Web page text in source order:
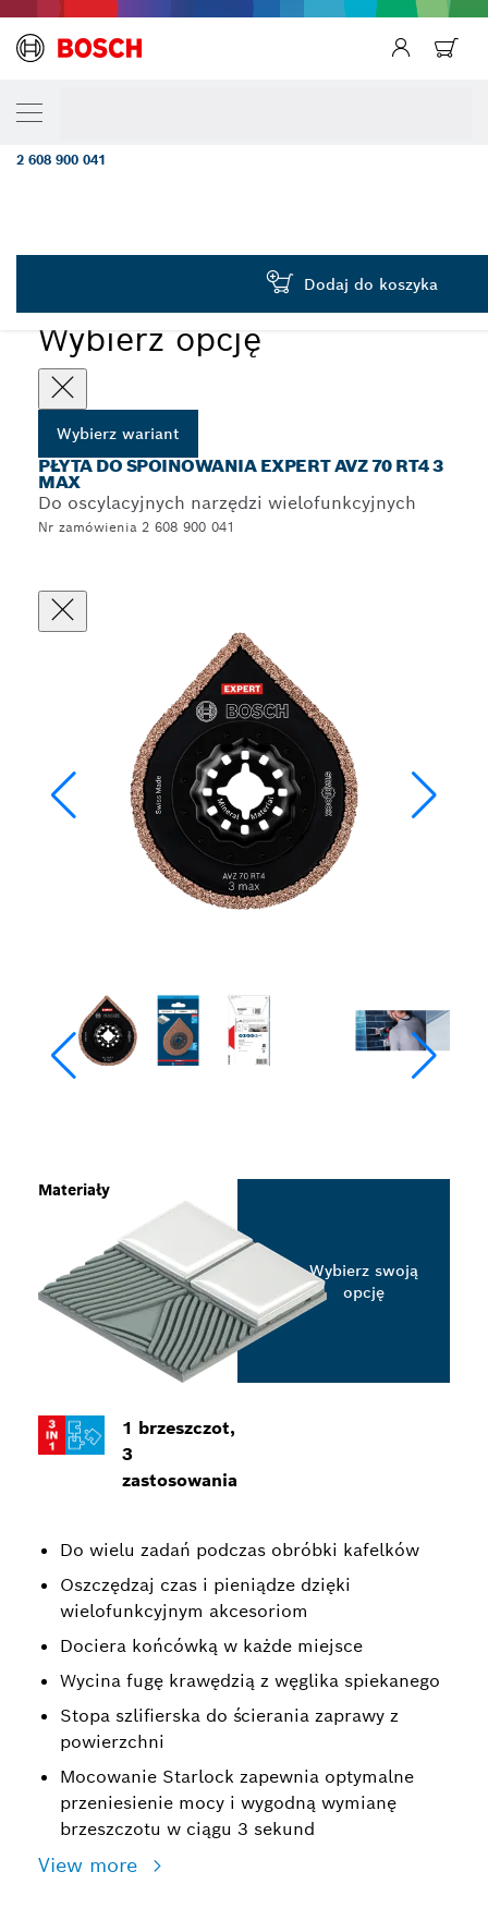
Wybierz opcję
Wybierz wariant
PŁYTA DO SPOINOWANIA EXPERT AVZ 70 RT4 3
MAX
Do oscylacyjnych narzędzi wielofunkcyjnych
Nr zamówienia 2 608 900 041
1 brzeszczot,
3
zastosowania
Do wielu zadań podczas obróbki kafelków
Oszczędzaj czas i pieniądze dzięki
wielofunkcyjnym akcesoriom
Dociera końcówką w każde miejsce
Wycina fugę krawędzią z węglika spiekanego
Stopa szlifierska do ścierania zaprawy z
powierzchni
Mocowanie Starlock zapewnia optymalne
przeniesienie mocy i wygodną wymianę
brzeszczotu w ciągu 3 sekund
View more
Materiały
Wybierz swoją
opcję
TWÓJ WARIANT WYBORU
RT4 70 mm
2 608 900 041
Dodaj do koszyka